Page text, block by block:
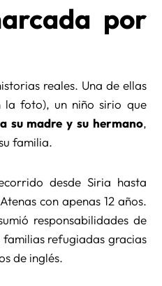
por
reales. Una de ellas
foto), un niño sirio que
su madre y su hermano,
familia.
desde Siria hasta
con apenas 12 años.
responsabilidades de
refugiadas gracias
de inglés.